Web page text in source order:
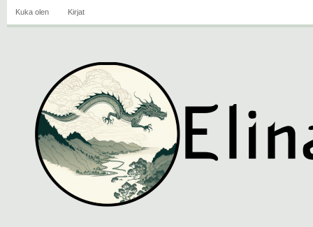
Kuka olen Kirjat